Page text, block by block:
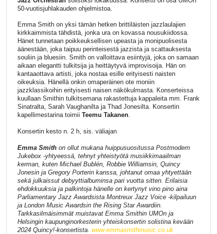
50-vuotisjuhlakauden ohjelmistoa.
Emma Smith on yksi tämän hetken brittiläisten jazzlaulajien
kirkkaimmista tähdistä, jonka ura on kovassa nousukiidossa.
Hänet tunnetaan poikkeuksellisen upeasta ja monipuolisesta
äänestään, joka taipuu perinteisestä jazzista ja scattauksesta
souliin ja bluesiin. Smith on valloittava esiintyjä, joka on samaan
aikaan elegantti tulkitsija ja heittäytyvä improvisoija. Hän on
kantaaottava artisti, joka nostaa esille erityisesti naisten
oikeuksia. Hänellä onkin omaperäinen ote moniin
jazzklassikoihin erityisesti naisen näkökulmasta. Konserteissa
kuullaan Smithin tulkitsemana rakastettuja kappaleita mm. Frank
Sinatralta, Sarah Vaughanilta ja Thad Jonesilta. Konsertin
kapellimestarina toimii Teemu Takanen.
Konsertin kesto n. 2 h, sis. väliajan
Emma Smithon ollut mukana huippusuositussa Postmodern
Jukebox -yhtyeessä, tehnyt yhteistyötä musiikkimaailman
kerman, kuten Michael Bublén, Robbie Williamsin, Quincy
Jonesin ja Gregory Porterin kanssa, johtanut omaa yhtyettään
sekä julkaissut debyyttialbuminsa pari vuotta sitten. Erilaisia
ehdokkuuksia ja palkintoja hänelle on kertynyt vino pino aina
Parliamentary Jazz Awardsista Montreux Jazz Voice -kilpailuun
ja London Music Awardsin the Rising Star Awardiin.
Tarkkasilmäisimmät muistavat Emma Smithin UMOn ja
Helsingin kaupunginorkesterin yhteiskonsertin solistina kevään
2024 Quincy!-konsertista. www.emmasmithmusic.co.uk